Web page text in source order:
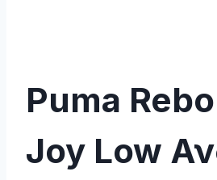
Puma
Joy Low